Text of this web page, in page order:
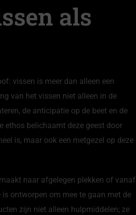
als
vissen is meer dan alleen een
van het vissen niet alleen in de
de anticipatie op de beet en de
ethos belichaamt deze geest door
is, maar ook een metgezel op deze
naar afgelegen plekken of vanaf
ontworpen om mee te gaan met de
zijn niet alleen hulpmiddelen; ze